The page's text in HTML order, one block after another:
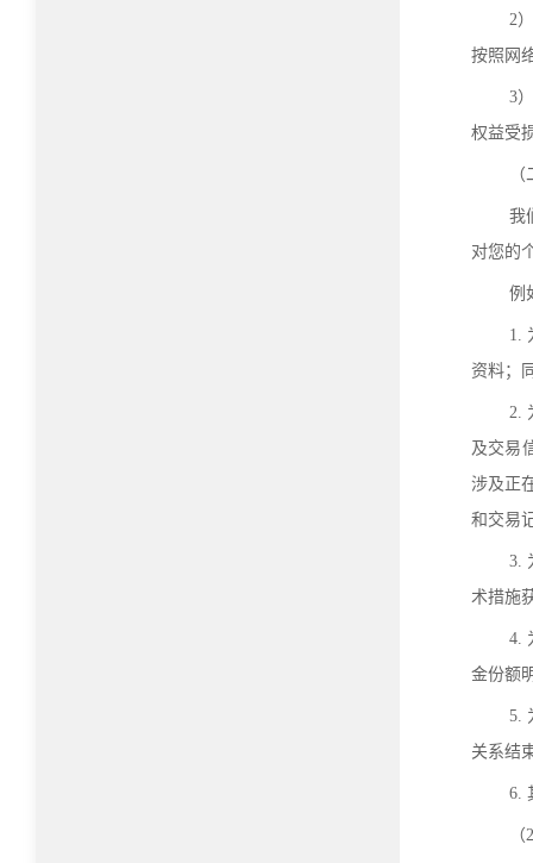
2
按照网
3
权益受
我
对您的
例
1.
资料；
2.
及交易
涉及正
和交易
3.
术措施
4.
金份额
5.
关系结
6.